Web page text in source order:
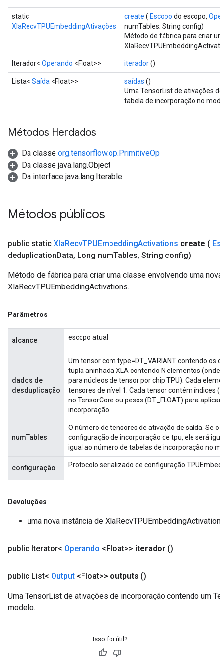
static
XlaRecvTPUEmbeddingAtivações
create ( Escopo do escopo,
numTables, String config)
Método de fábrica para criar
Iterador< Operando <Float>> iterador()
Lista< Saída <Float>> saídas ()
Uma TensorList de ativações
tabela de incorporação no
Métodos Herdados
Da classe org.tensorflow.op.PrimitiveOp
Da classe java.lang.Object
Da interface java.lang.Iterable
Métodos públicos
public static XlaRecvTPUEmbeddingActivations create (
deduplicationData, Long numTables, String config)
Método de fábrica para criar uma classe envolvendo uma
XlaRecvTPUEmbeddingActivations.
Parâmetros
alcance escopo atual
dados de
desduplicação
Um tensor com type=DT_VARIANT contendo os
tupla aninhada XLA contendo N elementos
para núcleos de tensor por chip TPU). Cada
tensores de nível 1. Cada tensor contém índices
no TensorCore ou pesos (DT_FLOAT) para
incorporação.
numTables
O número de tensores de ativação de saída. Se
configuração de incorporação de tpu, ele será
igual ao número de tabelas de incorporação no
configuração Protocolo serializado de configuração
Devoluções
uma nova instância de
public Iterator< Operando <Float>> iterador ()
public List< Output <Float>> outputs ()
Uma TensorList de ativações de incorporação contendo um
modelo.
Isso foi útil?